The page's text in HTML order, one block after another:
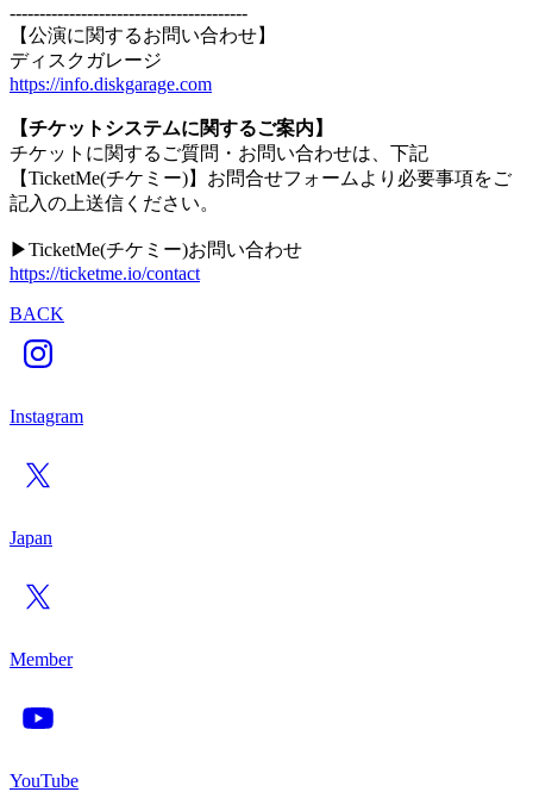
----------------------------------------
【公演に関するお問い合わせ】
ディスクガレージ
https://info.diskgarage.com
【チケットシステムに関するご案内】
チケットに関するご質問・お問い合わせは、下記
【TicketMe(チケミー)】お問合せフォームより必要事項をご
記入の上送信ください。
▶︎TicketMe(チケミー)お問い合わせ
https://ticketme.io/contact
BACK
Instagram
Japan
Member
YouTube